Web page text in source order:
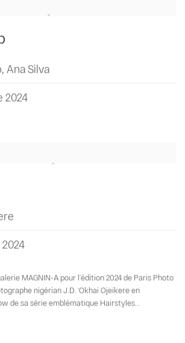
Ana Silva
2024
MAGNIN-A pour l’édition 2024 de Paris Photo
nigérian J.D. ‘Okhai Ojeikere en
de sa série emblématique Hairstyles...